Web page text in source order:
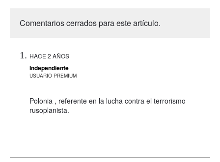
Comentarios cerrados para este artículo.
HACE 2 AÑOS
Independiente
USUARIO PREMIUM
Polonia , referente en la lucha contra el terrorismo
rusoplanista.